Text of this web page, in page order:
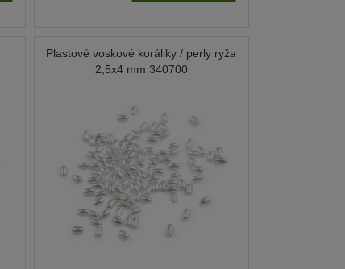
Plastové voskové koráliky / perly ryža
2,5x4 mm 340700